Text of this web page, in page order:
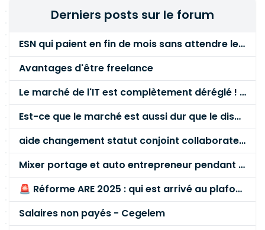
définir et mettre en œuvre des améliorations
des processus, de la méthodologie
des contrôles qualité, des outils et du reporting.
Maintenir la base de connaissances.
Derniers posts sur le forum
ESN qui paient en fin de mois sans attendre le paiement client ?
Avantages d'être freelance
Le marché de l'IT est complètement déréglé ! STOP à cette mascarade ! Il faut s'unir et résister !
Est-ce que le marché est aussi dur que le disent les commerciaux ?
aide changement statut conjoint collaborateur
Mixer portage et auto entrepreneur pendant des années - quel risque ?
🚨 Réforme ARE 2025 : qui est arrivé au plafond des 60 % en gardant son entreprise ?
Salaires non payés - Cegelem